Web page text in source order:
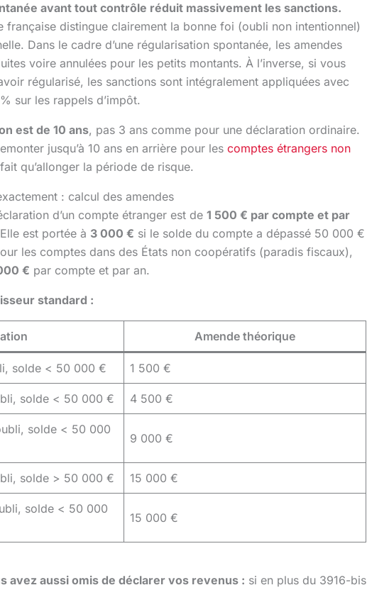
avant tout contrôle réduit massivement les sanctions.
française distingue clairement la bonne foi (oubli non intentionnel)
Dans le cadre d’une régularisation spontanée, les amendes
voire annulées pour les petits montants. À l’inverse, si vous
régularisé, les sanctions sont intégralement appliquées avec
sur les rappels d’impôt.
est de 10 ans, pas 3 ans comme pour une déclaration ordinaire.
jusqu’à 10 ans en arrière pour les comptes étrangers non
qu’allonger la période de risque.
: calcul des amendes
d’un compte étranger est de 1 500 € par compte et par
est portée à 3 000 € si le solde du compte a dépassé 50 000 €
les comptes dans des États non coopératifs (paradis fiscaux),
€ par compte et par an.
standard :
Amende théorique
solde < 50 000 € 1 500 €
solde < 50 000 € 4 500 €
solde < 50 000
9 000 €
solde > 50 000 € 15 000 €
solde < 50 000
15 000 €
avez aussi omis de déclarer vos revenus : si en plus du 3916-bis